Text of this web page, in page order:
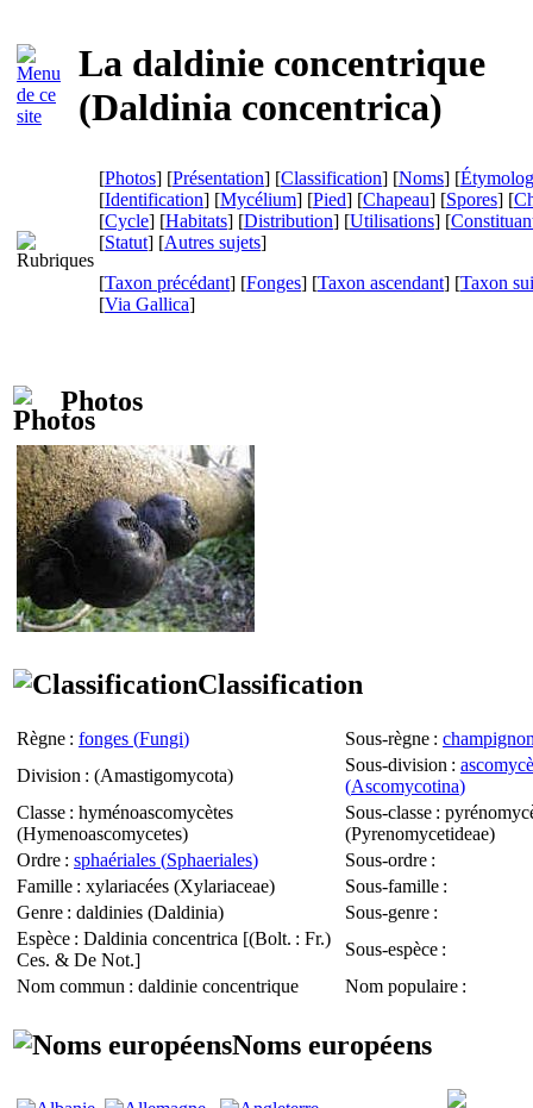
La daldinie concentrique
(Daldinia concentrica)
[Photos] [Présentation] [Classification] [Noms] [
[Identification] [Mycélium] [Pied] [Chapeau] [Spores] [
[Cycle] [Habitats] [Distribution] [Utilisations] [
[Statut] [Autres sujets]
[Taxon précédant] [Fonges] [Taxon ascendant] [Taxon
[Via Gallica]
Photos
Classification
Règne : fonges (Fungi) Sous-règne :
Division : (Amastigomycota)
Sous-division :
(Ascomycotina)
Classe : hyménoascomycètes
(Hymenoascomycetes)
Sous-classe :
(Pyrenomycetideae)
Ordre : sphaériales (Sphaeriales) Sous-ordre :
Famille : xylariacées (Xylariaceae) Sous-famille :
Genre : daldinies (Daldinia) Sous-genre :
Espèce : Daldinia concentrica [(Bolt. : Fr.)
Ces. & De Not.]
Sous-espèce :
Nom commun : daldinie concentrique Nom populaire :
Noms européens